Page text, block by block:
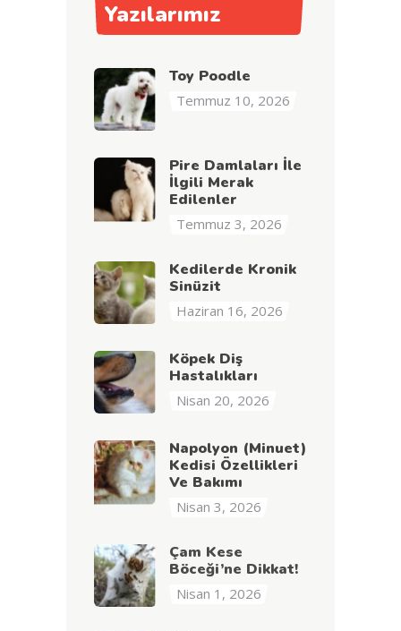
Yazılarımız
Toy Poodle
Temmuz 10, 2026
Pire Damlaları İle
İlgili Merak
Edilenler
Temmuz 3, 2026
Kedilerde Kronik
Sinüzit
Haziran 16, 2026
Köpek Diş
Hastalıkları
Nisan 20, 2026
Napolyon (Minuet)
Kedisi Özellikleri
Ve Bakımı
Nisan 3, 2026
Çam Kese
Böceği’ne Dikkat!
Nisan 1, 2026